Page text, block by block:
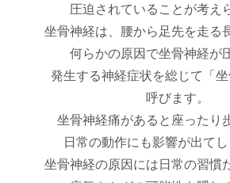
圧迫されていることが考え
坐骨神経は、腰から足先を走る
何らかの原因で坐骨神経が
発生する神経症状を総じて「
呼びます。
坐骨神経痛があると 座ったり
日常の動作にも影響が出てし
坐骨神経の原因には日常の習慣